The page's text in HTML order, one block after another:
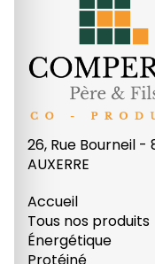
26, Rue Bourneil -
AUXERRE
Accueil
Tous nos produits
Énergétique
Protéiné